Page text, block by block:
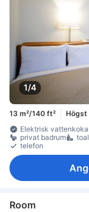
1/4
13 m²/140 ft² Högst
Elektrisk
privat badrum
telefon
Room